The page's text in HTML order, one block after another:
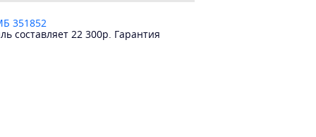
351852
составляет 22 300р. Гарантия